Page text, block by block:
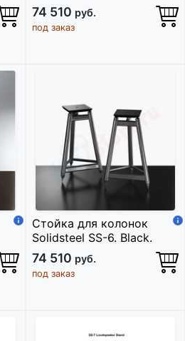
74 510 руб.
под заказ
Стойка для колонок
Solidsteel SS-6. Black.
74 510 руб.
под заказ